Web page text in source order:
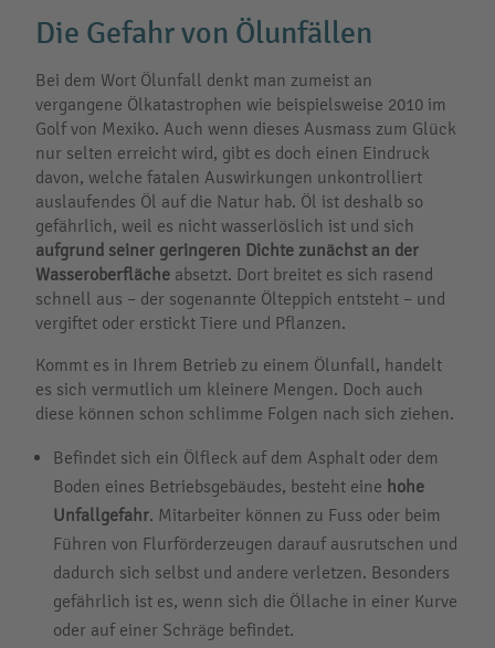
Die Gefahr von Ölunfällen
Bei dem Wort Ölunfall denkt man zumeist an
vergangene Ölkatastrophen wie beispielsweise 2010 im
Golf von Mexiko. Auch wenn dieses Ausmass zum Glück
nur selten erreicht wird, gibt es doch einen Eindruck
davon, welche fatalen Auswirkungen unkontrolliert
auslaufendes Öl auf die Natur hab. Öl ist deshalb so
gefährlich, weil es nicht wasserlöslich ist und sich
aufgrund seiner geringeren Dichte zunächst an der
Wasseroberfläche absetzt. Dort breitet es sich rasend
schnell aus – der sogenannte Ölteppich entsteht – und
vergiftet oder erstickt Tiere und Pflanzen.
Kommt es in Ihrem Betrieb zu einem Ölunfall, handelt
es sich vermutlich um kleinere Mengen. Doch auch
diese können schon schlimme Folgen nach sich ziehen.
Befindet sich ein Ölfleck auf dem Asphalt oder dem
Boden eines Betriebsgebäudes, besteht eine hohe
Unfallgefahr. Mitarbeiter können zu Fuss oder beim
Führen von Flurförderzeugen darauf ausrutschen und
dadurch sich selbst und andere verletzen. Besonders
gefährlich ist es, wenn sich die Öllache in einer Kurve
oder auf einer Schräge befindet.